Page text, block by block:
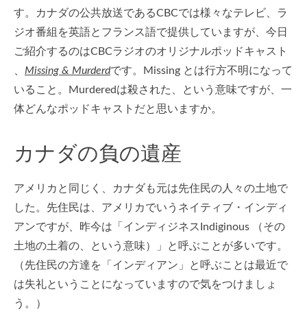
す。カナダの公共放送であるCBCでは様々なテレビ、ラ
ジオ番組を英語とフランス語で提供していますが、今日
ご紹介するのはCBCラジオのオリジナルポッドキャスト
Missing & Murderdです。Missing とは行方不明になって
いること。Murderedは殺された、という意味ですが、一
体どんなポッドキャストだと思いますか。
カナダの負の遺産
アメリカと同じく、カナダも元は先住民の人々の土地で
した。先住民は、アメリカでいうネイティブ・インディ
アンですが、昨今は「インディジネスIndiginous （その
土地の土着の、という意味）」と呼ぶことが多いです。
（先住民の方達を「インディアン」と呼ぶことは最近で
は失礼ということになっていますので気をつけましょ
う。）